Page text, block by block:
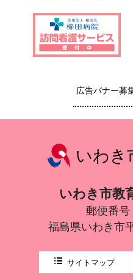
広告バナー募
いわき
いわき市教
郵便番号
福島県いわき市
サイトマップ